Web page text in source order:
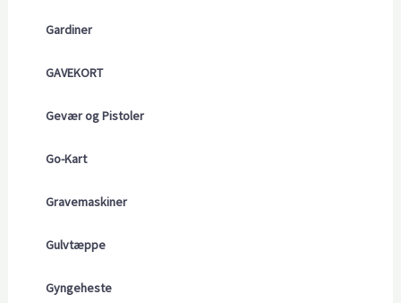
Gardiner
GAVEKORT
Gevær og Pistoler
Go-Kart
Gravemaskiner
Gulvtæppe
Gyngeheste